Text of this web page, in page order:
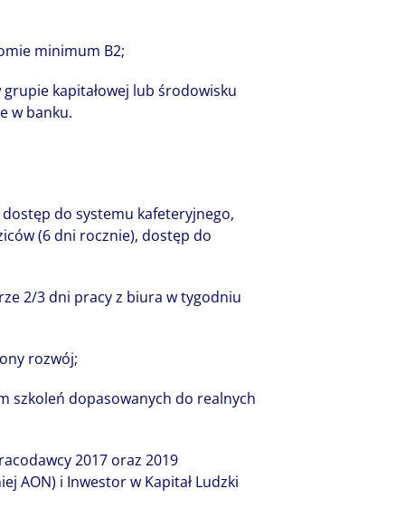
minimum B2;
kapitałowej lub środowisku
w banku.
do systemu kafeteryjnego,
(6 dni rocznie), dostęp do
2/3 dni pracy z biura w tygodniu
rozwój;
szkoleń dopasowanych do realnych
2017 oraz 2019
AON) i Inwestor w Kapitał Ludzki